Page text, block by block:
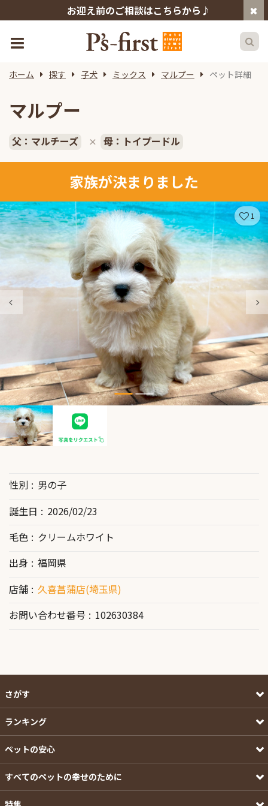
お迎え前のご相談はこちらから♪
ホーム 探す 子犬 ミックス マルプー ペット詳細
マルプー
父：マルチーズ × 母：トイプードル
家族が決まりました
1
性別
男の子
誕生日
2026/02/23
毛色
クリームホワイト
出身
福岡県
店舗
久喜菖蒲店(埼玉県)
お問い合わせ番号
102630384
さがす
ランキング
ペットの安心
すべてのペットの幸せのために